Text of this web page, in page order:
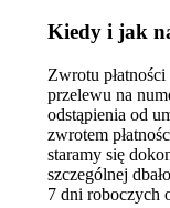
Kiedy i jak
Zwrotu
przelewu na
odstąpienia od
zwrotem
staramy się
szczególnej
7 dni roboczych